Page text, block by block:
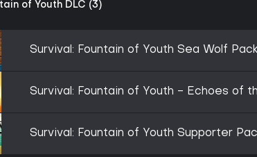
of Youth DLC (3)
Survival: Fountain of Youth Sea Wolf Pack
Survival: Fountain of Youth - Echoes of
Survival: Fountain of Youth Supporter